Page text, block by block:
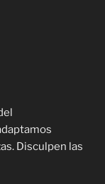
Disculpen las